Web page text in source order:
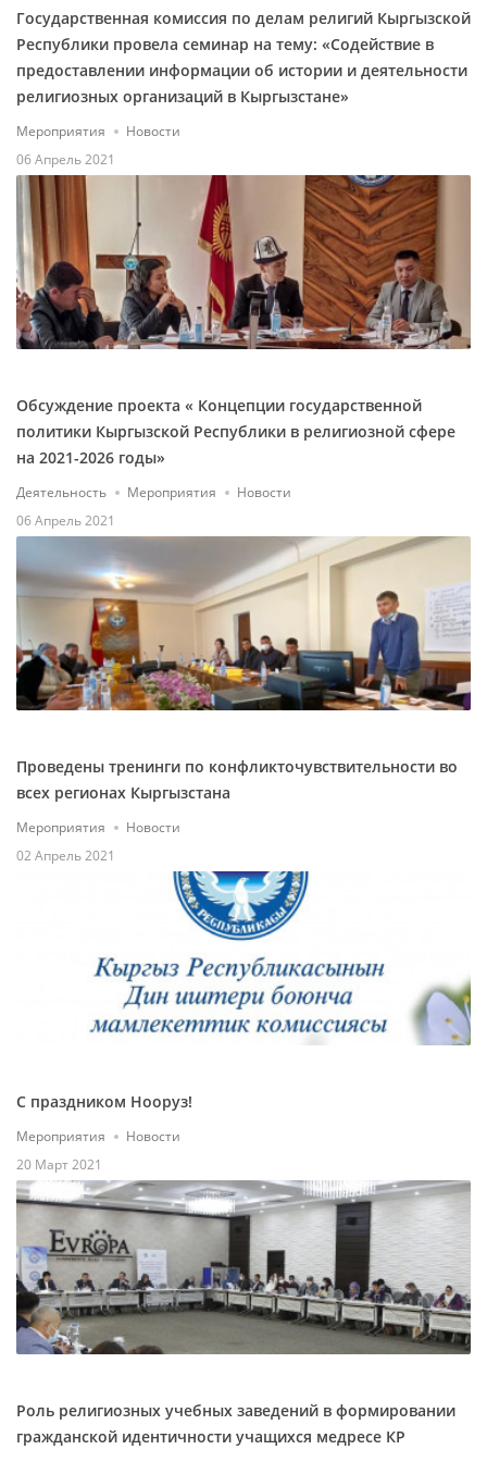
Государственная комиссия по делам религий Кыргызской
Республики провела семинар на тему: «Содействие в
предоставлении информации об истории и деятельности
религиозных организаций в Кыргызстане»
Мероприятия
Новости
06 Апрель 2021
Обсуждение проекта « Концепции государственной
политики Кыргызской Республики в религиозной сфере
на 2021-2026 годы»
Деятельность Мероприятия
Новости
06 Апрель 2021
Проведены тренинги по конфликточувствительности во
всех регионах Кыргызстана
Мероприятия
Новости
02 Апрель 2021
С праздником Нооруз!
Мероприятия
Новости
20 Март 2021
Роль религиозных учебных заведений в формировании
гражданской идентичности учащихся медресе КР